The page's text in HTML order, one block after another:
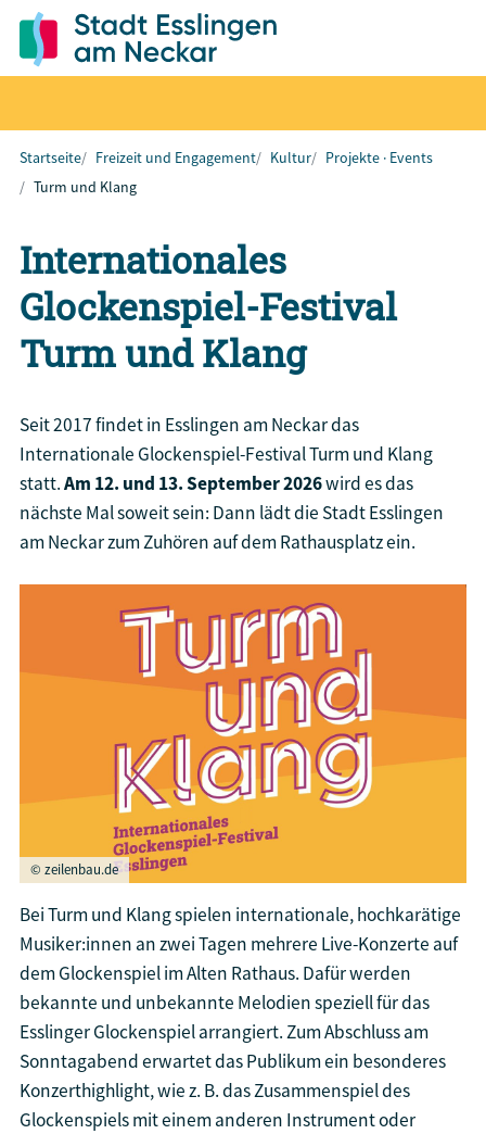
Startseite Freizeit und Engagement Kultur
Projekte · Events
Turm und Klang
Internationales
Glockenspiel-Festival
Turm und Klang
Seit 2017 findet in Esslingen am Neckar das
Internationale Glockenspiel-Festival Turm und Klang
statt.Am 12. und 13. September 2026wird es das
nächste Mal soweit sein: Dann lädt die Stadt Esslingen
am Neckar zum Zuhören auf dem Rathausplatz ein.
© zeilenbau.de
Bei Turm und Klang spielen internationale, hochkarätige
Musiker:innen an zwei Tagen mehrere Live-Konzerte auf
dem Glockenspiel im Alten Rathaus. Dafür werden
bekannte und unbekannte Melodien speziell für das
Esslinger Glockenspiel arrangiert. Zum Abschluss am
Sonntagabend erwartet das Publikum ein besonderes
Konzerthighlight, wie z. B. das Zusammenspiel des
Glockenspiels mit einem anderen Instrument oder